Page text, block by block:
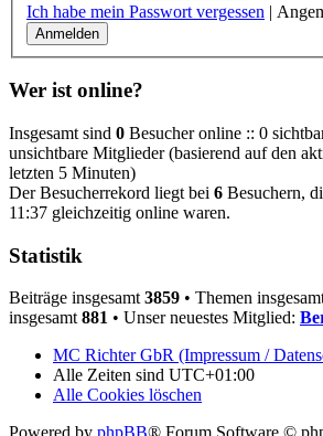
Ich habe mein Passwort vergessen |
Wer ist online?
Insgesamt sind 0 Besucher online :: 0
unsichtbare Mitglieder (basierend auf den
letzten 5 Minuten)
Der Besucherrekord liegt bei 6 Besuchern,
11:37 gleichzeitig online waren.
Statistik
Beiträge insgesamt 3859 • Themen
insgesamt 881 • Unser neuestes Mitglied:
MC Richter GbR (Impressum /
Alle Zeiten sind UTC+01:00
Alle Cookies löschen